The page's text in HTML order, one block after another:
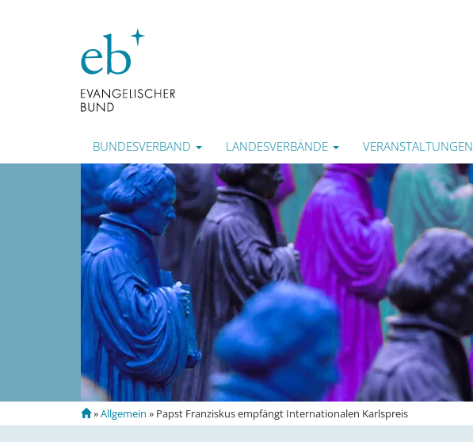
BUNDESVERBAND LANDESVERBÄNDE VERANSTALTUNGEN
S
t
»Allgemein » Papst Franziskus empfängt Internationalen Karlspreis